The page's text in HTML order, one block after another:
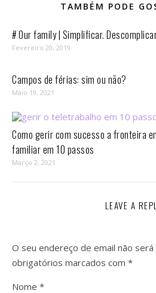
TAMBÉM PODE
# Our family | Simplificar.
Fevereiro 20, 2019
Campos de férias: sim ou não?
Maio 19, 2021
Como gerir com sucesso a fronteira
familiar em 10 passos⁣
Março 2, 2021
LEAVE A
O seu endereço de email não será
obrigatórios marcados com *
Nome *